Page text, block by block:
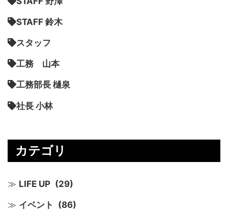
STAFF 鈴木
スタッフ
工務 山本
工務部長 樋泉
社長 小林
カテゴリ
LIFE UP (29)
イベント (86)